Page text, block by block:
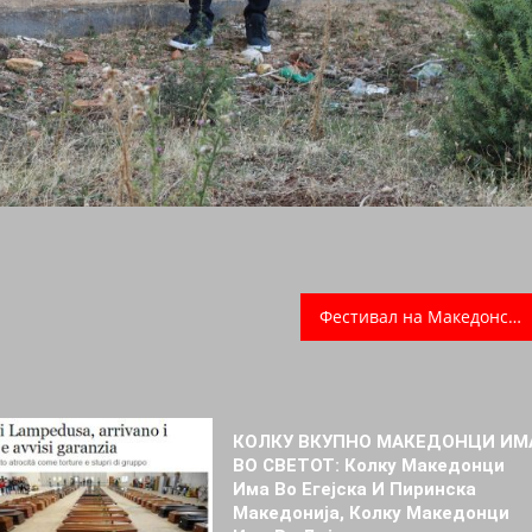
Фестивал на Македонска храна во Америка по 11 пат
КОЛКУ ВКУПНО МАКЕДОНЦИ
ВО СВЕТОТ: Колку Македонци
Има Во Егејска И Пиринска
Македонија, Колку Македонци